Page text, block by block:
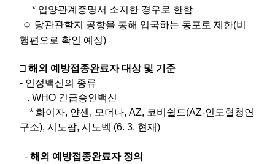
* 입양관계증명서 소지한 경우로 한함
ㅇ 당관관할지 공항을 통해 입국하는 동포로 제한(비
행편으로 확인 예정)
□ 해외 예방접종완료자 대상 및 기준
- 인정백신의 종류
. WHO 긴급승인백신
* 화이자, 얀센, 모더나, AZ, 코비쉴드(AZ-인도혈청연
구소), 시노팜, 시노벡 (6. 3. 현재)
- 해외 예방접종완료자 정의